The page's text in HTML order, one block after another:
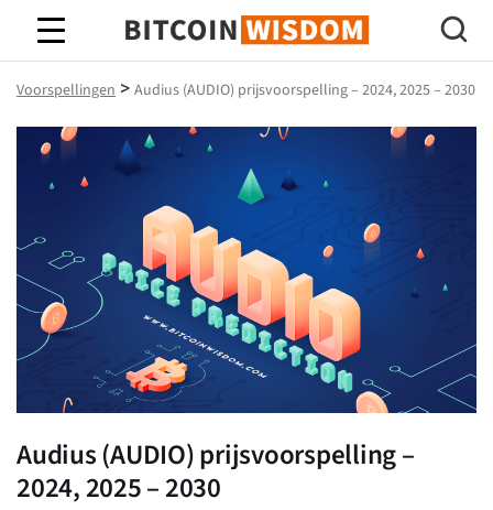
Bitcoin-wijsheid
Voorspellingen > Audius (AUDIO) prijsvoorspelling – 2024, 2025 – 2030
Audius (AUDIO) prijsvoorspelling –
2024, 2025 – 2030